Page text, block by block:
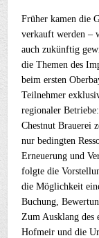
Früher kamen die
verkauft werden –
auch zukünftig
die Themen des
beim ersten
Teilnehmer
regionaler
Chestnut Brauerei
nur bedingten
Erneuerung und
folgte die
die Möglichkeit
Buchung,
Zum Ausklang des
Hofmeir und die